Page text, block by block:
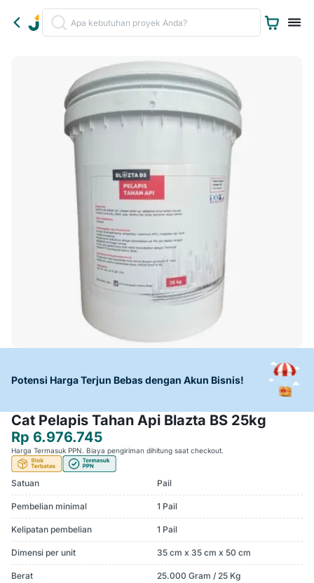
Potensi Harga Terjun Bebas dengan Akun Bisnis!
Cat Pelapis Tahan Api Blazta BS 25kg
Rp 6.976.745
Harga Termasuk PPN. Biaya pengiriman dihitung saat checkout.
Satuan Pail
Pembelian minimal 1 Pail
Kelipatan pembelian 1 Pail
Dimensi per unit 35 cm x 35 cm x 50 cm
Berat 25.000 Gram / 25 Kg